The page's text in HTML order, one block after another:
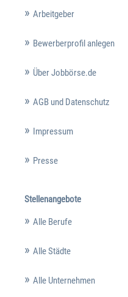
Arbeitgeber
Bewerberprofil anlegen
Über Jobbörse.de
AGB und Datenschutz
Impressum
Presse
Stellenangebote
Alle Berufe
Alle Städte
Alle Unternehmen